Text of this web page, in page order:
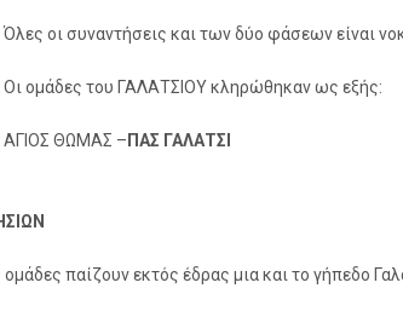
Όλες οι συναντήσεις και των δύο φάσεων είναι
Οι ομάδες του ΓΑΛΑΤΣΙΟΥ κληρώθηκαν ως εξής:
ΑΓΙΟΣ ΘΩΜΑΣ – ΠΑΣ ΓΑΛΑΤΣΙ
ομάδες παίζουν εκτός έδρας μια και το γήπεδο